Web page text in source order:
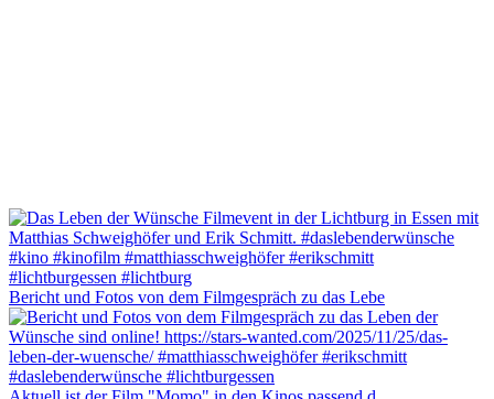
Bericht und Fotos von dem Filmgespräch zu das Lebe